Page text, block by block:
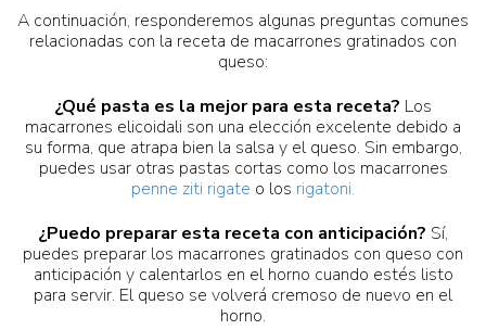
A continuación, responderemos algunas preguntas comunes
relacionadas con la receta de macarrones gratinados con
queso:
¿Qué pasta es la mejor para esta receta? Los
macarrones elicoidali son una elección excelente debido a
su forma, que atrapa bien la salsa y el queso. Sin embargo,
puedes usar otras pastas cortas como los macarrones
penne ziti rigate o los rigatoni.
¿Puedo preparar esta receta con anticipación? Sí,
puedes preparar los macarrones gratinados con queso con
anticipación y calentarlos en el horno cuando estés listo
para servir. El queso se volverá cremoso de nuevo en el
horno.